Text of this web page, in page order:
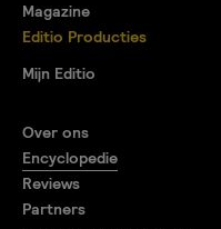
Magazine
Editio Producties
Mijn Editio
Over ons
Encyclopedie
Reviews
Partners